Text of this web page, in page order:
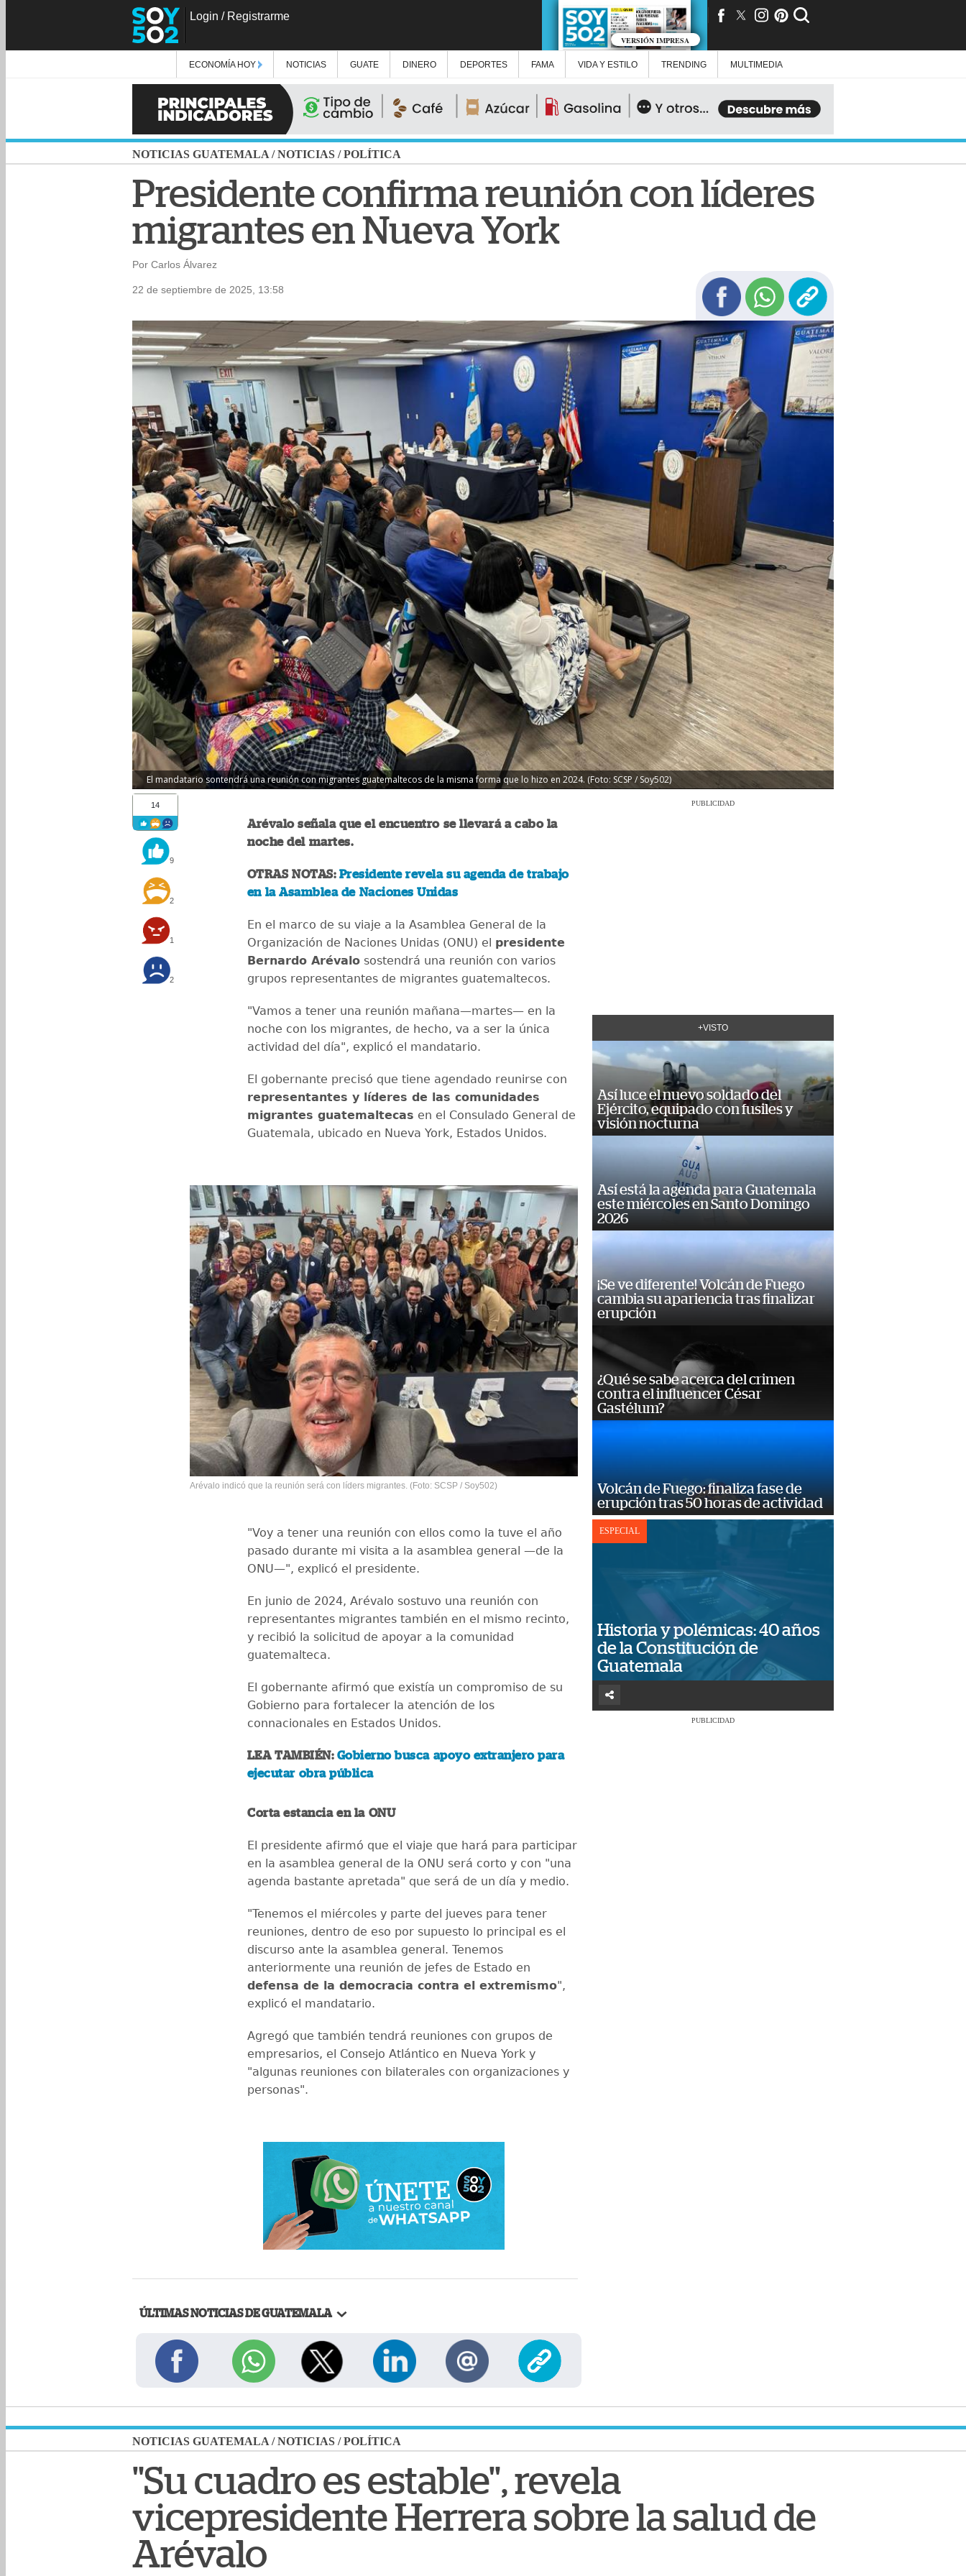
Login / Registrarme
VERSIÓN IMPRESA
ECONOMÍA HOY NOTICIAS GUATE DINERO DEPORTES FAMA VIDA Y ESTILO TRENDING MULTIMEDIA
NOTICIAS GUATEMALA /NOTICIAS /POLÍTICA
Presidente confirma reunión con líderes
migrantes en Nueva York
Por Carlos Álvarez
22 de septiembre de 2025, 13:58
El mandatario sontendrá una reunión con migrantes guatemaltecos de la misma forma que lo hizo en 2024. (Foto: SCSP / Soy502)
14
9
2
1
2
Arévalo señala que el encuentro se llevará a cabo la
noche del martes.
OTRAS NOTAS: Presidente revela su agenda de trabajo
en la Asamblea de Naciones Unidas
En el marco de su viaje a la Asamblea General de la
Organización de Naciones Unidas (ONU) el presidente
Bernardo Arévalo sostendrá una reunión con varios
grupos representantes de migrantes guatemaltecos.
"Vamos a tener una reunión mañana—martes— en la
noche con los migrantes, de hecho, va a ser la única
actividad del día", explicó el mandatario.
El gobernante precisó que tiene agendado reunirse con
representantes y líderes de las comunidades
migrantes guatemaltecas en el Consulado General de
Guatemala, ubicado en Nueva York, Estados Unidos.
Arévalo indicó que la reunión será con líders migrantes. (Foto: SCSP / Soy502)
"Voy a tener una reunión con ellos como la tuve el año
pasado durante mi visita a la asamblea general —de la
ONU—", explicó el presidente.
En junio de 2024, Arévalo sostuvo una reunión con
representantes migrantes también en el mismo recinto,
y recibió la solicitud de apoyar a la comunidad
guatemalteca.
El gobernante afirmó que existía un compromiso de su
Gobierno para fortalecer la atención de los
connacionales en Estados Unidos.
LEA TAMBIÉN: Gobierno busca apoyo extranjero para
ejecutar obra pública
Corta estancia en la ONU
El presidente afirmó que el viaje que hará para participar
en la asamblea general de la ONU será corto y con "una
agenda bastante apretada" que será de un día y medio.
"Tenemos el miércoles y parte del jueves para tener
reuniones, dentro de eso por supuesto lo principal es el
discurso ante la asamblea general. Tenemos
anteriormente una reunión de jefes de Estado en
defensa de la democracia contra el extremismo",
explicó el mandatario.
Agregó que también tendrá reuniones con grupos de
empresarios, el Consejo Atlántico en Nueva York y
"algunas reuniones con bilaterales con organizaciones y
personas".
ÚLTIMAS NOTICIAS DE GUATEMALA
PUBLICIDAD
+VISTO
Así luce el nuevo soldado del
Ejército, equipado con fusiles y
visión nocturna
Así está la agenda para Guatemala
este miércoles en Santo Domingo
2026
¡Se ve diferente! Volcán de Fuego
cambia su apariencia tras finalizar
erupción
¿Qué se sabe acerca del crimen
contra el influencer César
Gastélum?
Volcán de Fuego: finaliza fase de
erupción tras 50 horas de actividad
ESPECIAL
Historia y polémicas: 40 años
de la Constitución de
Guatemala
PUBLICIDAD
NOTICIAS GUATEMALA /NOTICIAS /POLÍTICA
"Su cuadro es estable", revela
vicepresidente Herrera sobre la salud de
Arévalo